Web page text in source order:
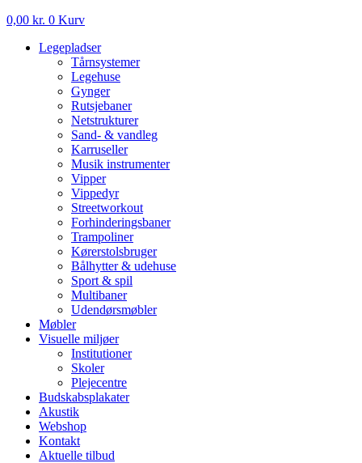
0,00 kr. 0 Kurv
Legepladser
Tårnsystemer
Legehuse
Gynger
Rutsjebaner
Netstrukturer
Sand- & vandleg
Karruseller
Musik instrumenter
Vipper
Vippedyr
Streetworkout
Forhinderingsbaner
Trampoliner
Kørerstolsbruger
Bålhytter & udehuse
Sport & spil
Multibaner
Udendørsmøbler
Møbler
Visuelle miljøer
Institutioner
Skoler
Plejecentre
Budskabsplakater
Akustik
Webshop
Kontakt
Aktuelle tilbud